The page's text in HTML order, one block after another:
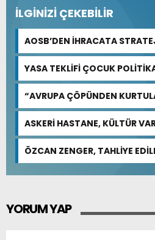
İLGİNİZİ ÇEKEBİLİR
AOSB’DEN İHRACATA
YASA TEKLİFİ ÇOCUK
“AVRUPA ÇÖPÜNDEN
FEDA EDEMEZSİNİZ!”
ASKERİ HASTANE, KÜLTÜR
ÖZELLEŞTİRİLEMEZ!
ÖZCAN ZENGER, TAHLİYE
YORUM YAP